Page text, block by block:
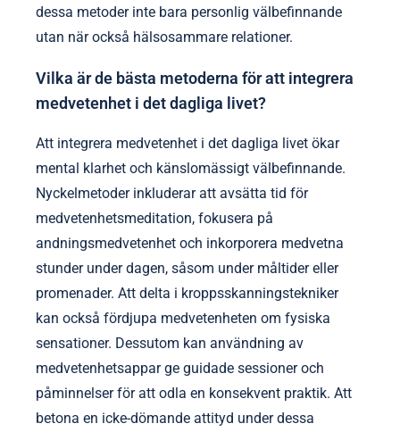
dessa metoder inte bara personlig välbefinnande
utan när också hälsosammare relationer.
Vilka är de bästa metoderna för att integrera
medvetenhet i det dagliga livet?
Att integrera medvetenhet i det dagliga livet ökar
mental klarhet och känslomässigt välbefinnande.
Nyckelmetoder inkluderar att avsätta tid för
medvetenhetsmeditation, fokusera på
andningsmedvetenhet och inkorporera medvetna
stunder under dagen, såsom under måltider eller
promenader. Att delta i kroppsskanningstekniker
kan också fördjupa medvetenheten om fysiska
sensationer. Dessutom kan användning av
medvetenhetsappar ge guidade sessioner och
påminnelser för att odla en konsekvent praktik. Att
betona en icke-dömande attityd under dessa